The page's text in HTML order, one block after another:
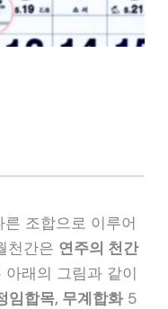
조합으로 이루어
천간은 연주의 천간
아래의 그림과 같이
임합목, 무계합화5